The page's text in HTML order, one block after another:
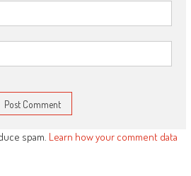
spam. Learn how your comment data